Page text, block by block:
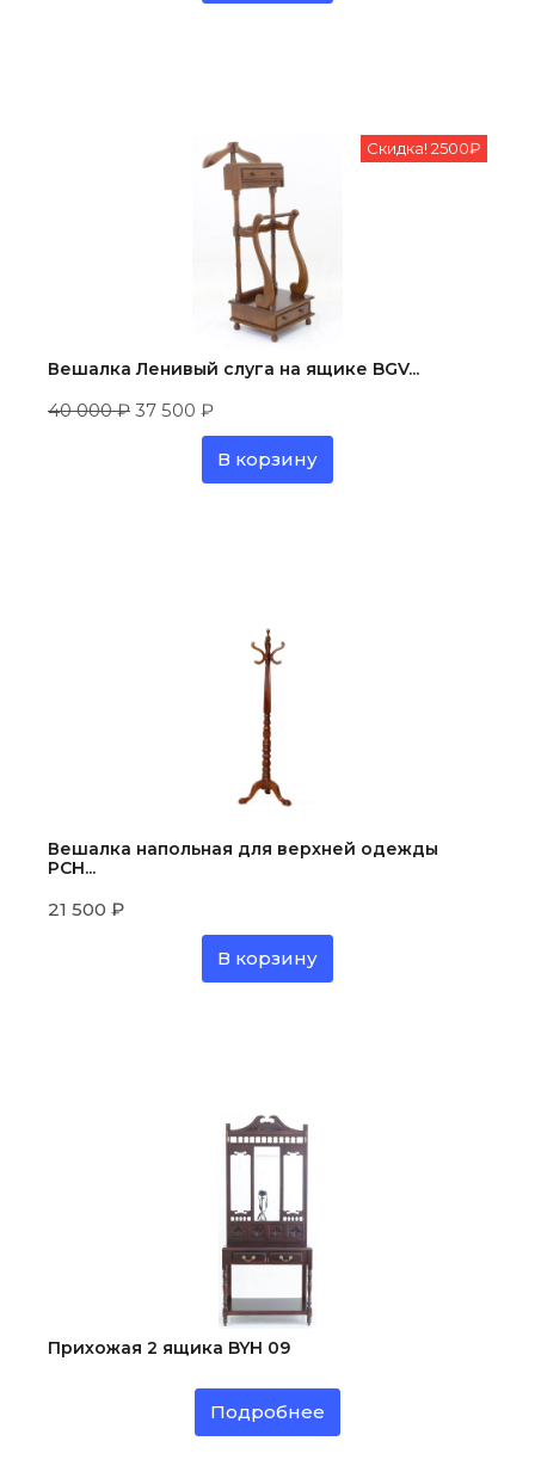
Скидка! 2500₽
Вешалка Ленивый слуга на ящике BGV...
40 000₽ 37 500 ₽
В корзину
Вешалка напольная для верхней одежды
PCH...
21 500 ₽
В корзину
Прихожая 2 ящика BYH 09
Подробнее